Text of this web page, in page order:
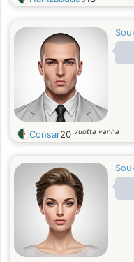
Consar20 vuotta vanha